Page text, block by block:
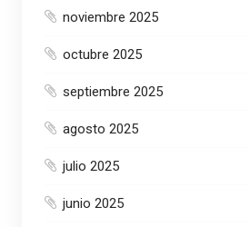
noviembre 2025
octubre 2025
septiembre 2025
agosto 2025
julio 2025
junio 2025